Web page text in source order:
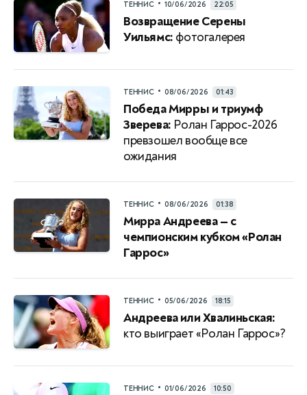
ТЕННИС • 10/06/2026 22:05
Возвращение Серены
Уильямс: фотогалерея
ТЕННИС • 08/06/2026 01:43
Победа Мирры и триумф
Зверева: Ролан Гаррос-2026
превзошел вообще все
ожидания
ТЕННИС • 08/06/2026 01:38
Мирра Андреева — с
чемпионским кубком «Ролан
Гаррос»
ТЕННИС • 05/06/2026 18:15
Андреева или Хвалиньская:
кто выиграет «Ролан Гаррос»?
ТЕННИС • 01/06/2026 10:50